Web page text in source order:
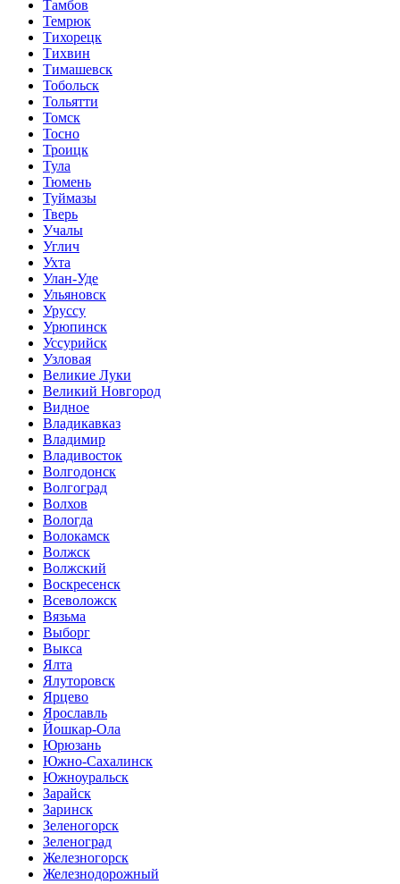
Тамбов
Темрюк
Тихорецк
Тихвин
Тимашевск
Тобольск
Тольятти
Томск
Тосно
Троицк
Тула
Тюмень
Туймазы
Тверь
Учалы
Углич
Ухта
Улан-Уде
Ульяновск
Уруссу
Урюпинск
Уссурийск
Узловая
Великие Луки
Великий Новгород
Видное
Владикавказ
Владимир
Владивосток
Волгодонск
Волгоград
Волхов
Вологда
Волокамск
Волжск
Волжский
Воскресенск
Всеволожск
Вязьма
Выборг
Выкса
Ялта
Ялуторовск
Ярцево
Ярославль
Йошкар-Ола
Юрюзань
Южно-Сахалинск
Южноуральск
Зарайск
Заринск
Зеленогорск
Зеленоград
Железногорск
Железнодорожный